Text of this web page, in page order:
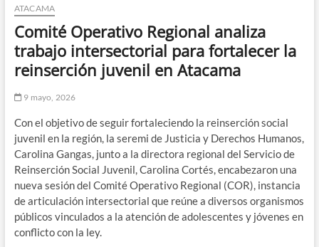
ATACAMA
Comité Operativo Regional analiza
trabajo intersectorial para fortalecer la
reinserción juvenil en Atacama
9 mayo, 2026
Con el objetivo de seguir fortaleciendo la reinserción social
juvenil en la región, la seremi de Justicia y Derechos Humanos,
Carolina Gangas, junto a la directora regional del Servicio de
Reinserción Social Juvenil, Carolina Cortés, encabezaron una
nueva sesión del Comité Operativo Regional (COR), instancia
de articulación intersectorial que reúne a diversos organismos
públicos vinculados a la atención de adolescentes y jóvenes en
conflicto con la ley.